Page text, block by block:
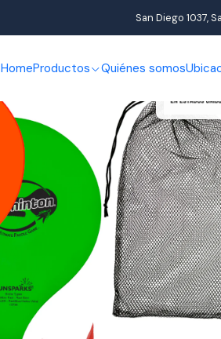
HomeProductos Quiénes somos
San Diego 1037,
Inicio